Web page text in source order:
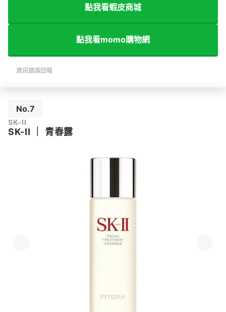
點我看蝦皮商城
點我看momo購物網
資訊錯誤回報
No.7
SK-II
SK-II 青春露